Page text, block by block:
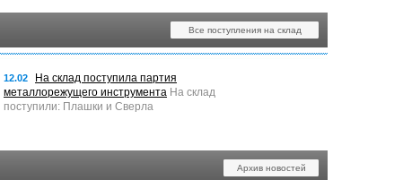
Все поступления на склад
12.02
На склад поступила партия
металлорежущего инструмента На склад
поступили: Плашки и Сверла
Архив новостей